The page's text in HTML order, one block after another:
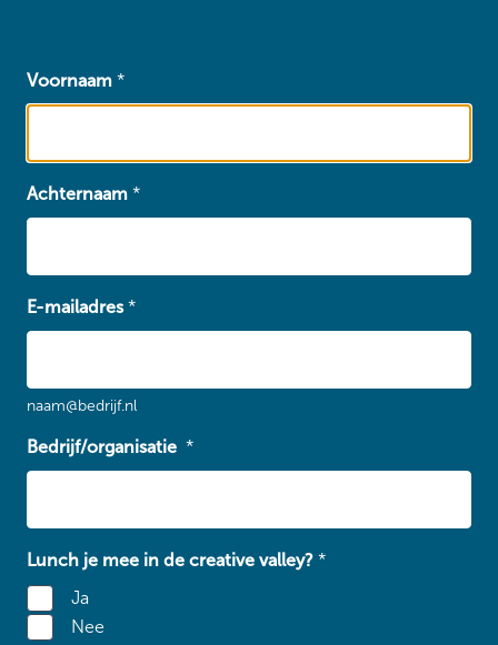
Voornaam *
Achternaam *
E-mailadres*
naam@bedrijf.nl
Bedrijf/organisatie *
Lunch je mee in de creative valley? *
Ja
Nee